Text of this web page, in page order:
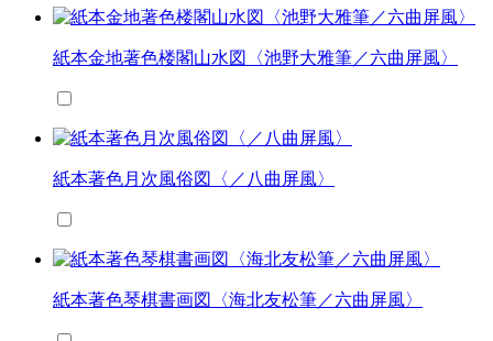
紙本金地著色楼閣山水図〈池野大雅筆／六曲屏風〉
紙本著色月次風俗図〈／八曲屏風〉
紙本著色琴棋書画図〈海北友松筆／六曲屏風〉